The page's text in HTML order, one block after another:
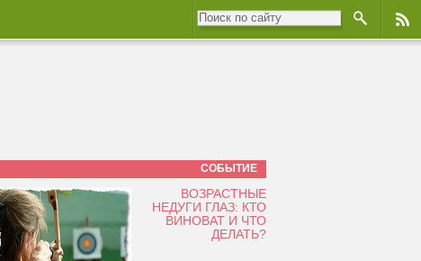
СОБЫТИЕ
ВОЗРАСТНЫЕ
НЕДУГИ ГЛАЗ: КТО
ВИНОВАТ И ЧТО
ДЕЛАТЬ?